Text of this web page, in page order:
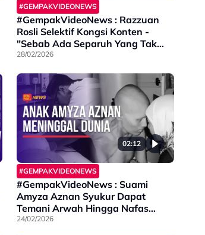
#GEMPAKVIDEONEWS
#GempakVideoNews : Razzuan
Rosli Selektif Kongsi Konten -
"Sebab Ada Separuh Yang Tak
Suka..."
28/02/2026
02:12
#GEMPAKVIDEONEWS
#GempakVideoNews : Suami
Amyza Aznan Syukur Dapat
Temani Arwah Hingga Nafas
Terakhir - “Dia Anak Yang Baik…”
24/02/2026